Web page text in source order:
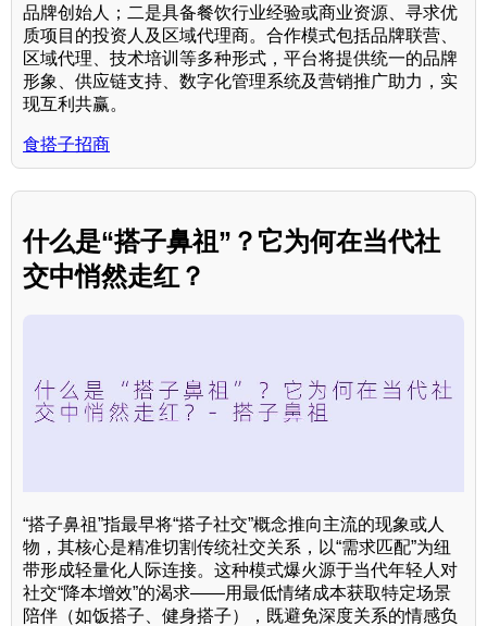
品牌创始人；二是具备餐饮行业经验或商业资源、寻求优
质项目的投资人及区域代理商。合作模式包括品牌联营、
区域代理、技术培训等多种形式，平台将提供统一的品牌
形象、供应链支持、数字化管理系统及营销推广助力，实
现互利共赢。
食搭子招商
什么是“搭子鼻祖”？它为何在当代社
交中悄然走红？
“搭子鼻祖”指最早将“搭子社交”概念推向主流的现象或人
物，其核心是精准切割传统社交关系，以“需求匹配”为纽
带形成轻量化人际连接。这种模式爆火源于当代年轻人对
社交“降本增效”的渴求——用最低情绪成本获取特定场景
陪伴（如饭搭子、健身搭子），既避免深度关系的情感负